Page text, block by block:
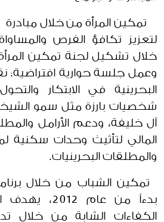
لتعزيز تكافؤ الفرص
خلال تشكيل لجنة تمكين
وعمل جلسة حوارية افتراضية:
البحرينية في الابتكار
شخصيات بارزة مثل سمو
آل خليفة، ودعم الأرامل
المالي لتأثيث وحدات سكنية
والمطلقات البحرينيات.
تمكين الشباب من خلال
بدءاً من عام
الكفاءات الشابة من خلال